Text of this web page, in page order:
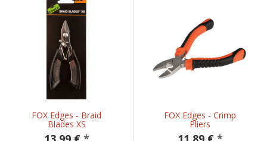
FOX Edges - Braid
Blades XS
FOX Edges - Crimp
Pliers